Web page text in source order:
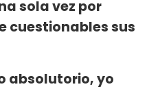
sola vez por
cuestionables sus
absolutorio, yo